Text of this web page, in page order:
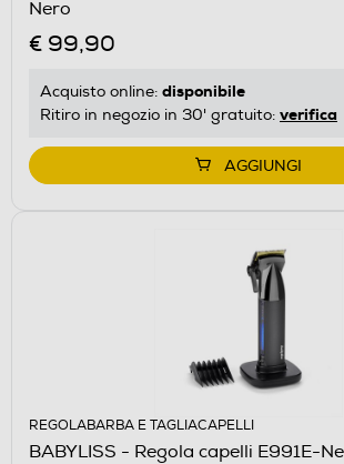
Nero
€ 99,90
Acquisto online: disponibile
Ritiro in negozio in 30' gratuito: verifica
AGGIUNGI
REGOLABARBA E TAGLIACAPELLI
BABYLISS - Regola capelli E991E-